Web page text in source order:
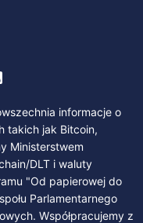
informacje o
takich jak Bitcoin,
Ministerstwem
DLT i waluty
"Od papierowej do
Parlamentarnego
Współpracujemy z